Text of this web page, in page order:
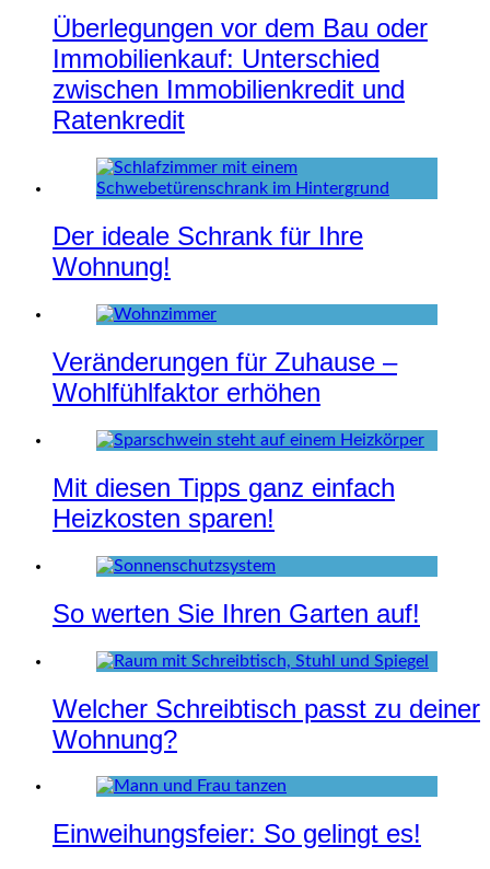
Überlegungen vor dem Bau oder
Immobilienkauf: Unterschied
zwischen Immobilienkredit und
Ratenkredit
Der ideale Schrank für Ihre
Wohnung!
Veränderungen für Zuhause –
Wohlfühlfaktor erhöhen
Mit diesen Tipps ganz einfach
Heizkosten sparen!
So werten Sie Ihren Garten auf!
Welcher Schreibtisch passt zu deiner
Wohnung?
Einweihungsfeier: So gelingt es!